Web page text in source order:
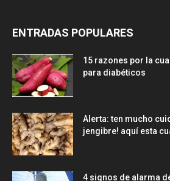
ENTRADAS POPULARES
15 razones por la
para diabéticos
Alerta: ten mucho
jengibre! aquí esta
4 signos de alarma